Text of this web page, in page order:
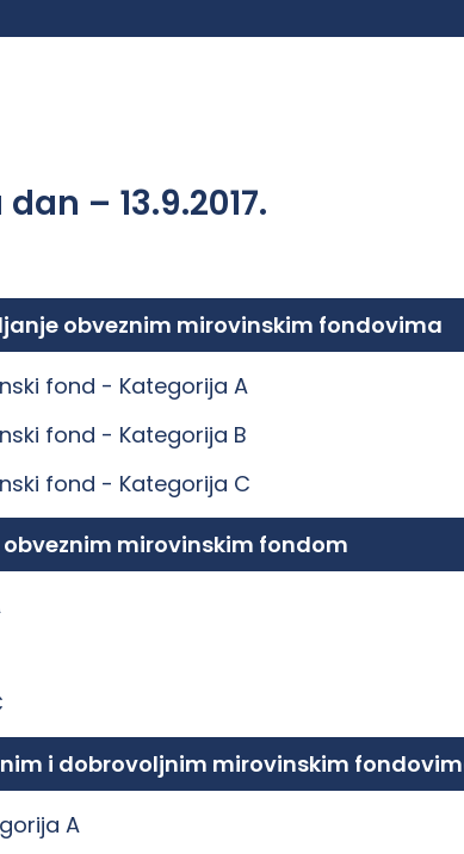
– 13.9.2017.
obveznim mirovinskim fondovima
fond - Kategorija A
fond - Kategorija B
fond - Kategorija C
obveznim mirovinskim fondom
i dobrovoljnim mirovinskim
A